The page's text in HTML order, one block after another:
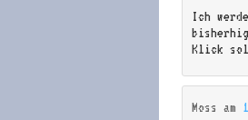
Ich
Klick
Moss am